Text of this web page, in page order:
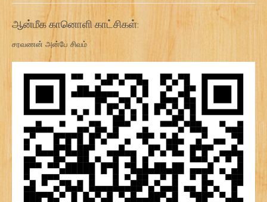
ஆன்மீக கானொளி காட்சிகள்:
சரவணன் அன்பே சிவம்